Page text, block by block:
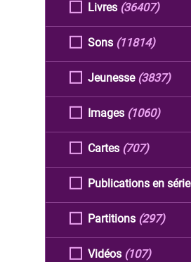
Livres (36407)
Sons (11814)
Jeunesse (3837)
Images (1060)
Cartes (707)
Publications en série
Partitions (297)
Vidéos (107)